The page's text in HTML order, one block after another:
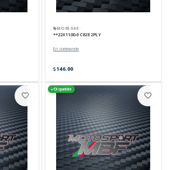
MO93-548 ·
**22X11.00-9 C828 2PLY
En commande
146.00
Disponible